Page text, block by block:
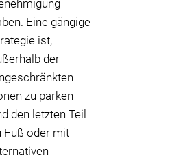
Eine gängige
ist,
der
zu parken
den letzten Teil
Fuß oder mit